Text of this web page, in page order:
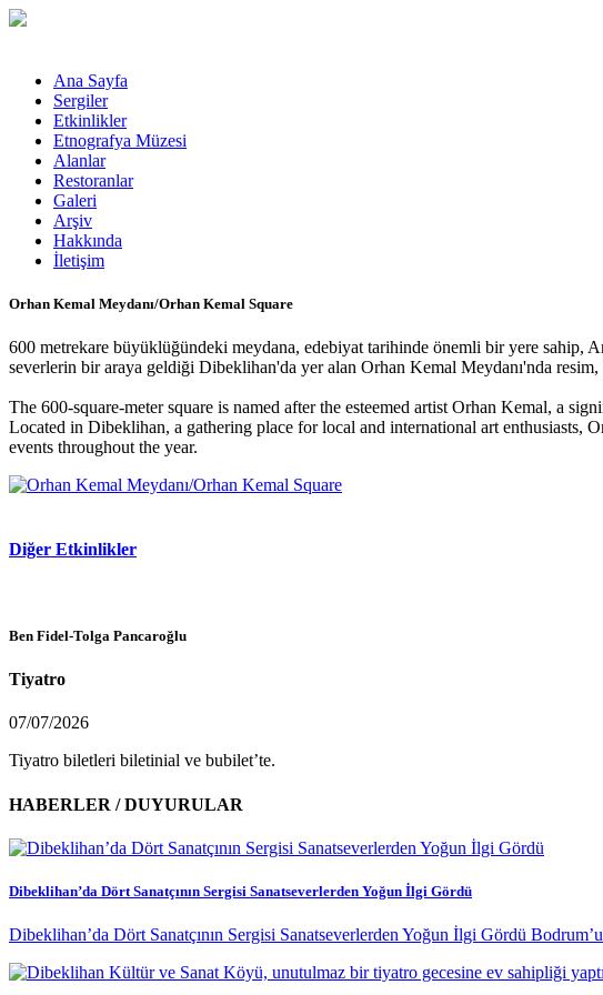
Ana Sayfa
Sergiler
Etkinlikler
Etnografya Müzesi
Alanlar
Restoranlar
Galeri
Arşiv
Hakkında
İletişim
Orhan Kemal Meydanı/Orhan Kemal Square
600 metrekare büyüklüğündeki meydana, edebiyat tarihinde önemli bir yere sahip,
severlerin bir araya geldiği Dibeklihan'da yer alan Orhan Kemal Meydanı'nda
The 600-square-meter square is named after the esteemed artist Orhan Kemal, a
Located in Dibeklihan, a gathering place for local and international art enthusiasts,
events throughout the year.
Diğer Etkinlikler
Ben Fidel-Tolga Pancaroğlu
Tiyatro
07/07/2026
Tiyatro biletleri biletinial ve bubilet’te.
HABERLER / DUYURULAR
Dibeklihan’da Dört Sanatçının Sergisi Sanatseverlerden Yoğun İlgi Gördü
Dibeklihan’da Dört Sanatçının Sergisi Sanatseverlerden Yoğun İlgi Gördü